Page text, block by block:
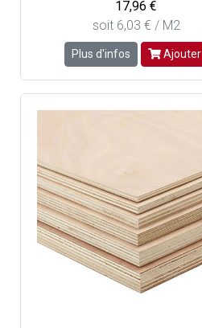
17,96 €
soit 6,03 € / M2
Plus d'infos Ajouter